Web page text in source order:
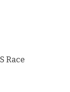
Race